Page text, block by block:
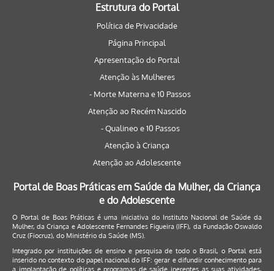
Estrutura do Portal
Política de Privacidade
Página Principal
Apresentação do Portal
Atenção às Mulheres
- Morte Materna e 10 Passos
Atenção ao Recém Nascido
- Qualineo e 10 Passos
Atenção à Criança
Atenção ao Adolescente
Portal de Boas Práticas em Saúde da Mulher, da Criança
e do Adolescente
O Portal de Boas Práticas é uma iniciativa do Instituto Nacional de Saúde da
Mulher, da Criança e Adolescente Fernandes Figueira (IFF), da Fundação Oswaldo
Cruz (Fiocruz), do Ministério da Saúde (MS).
Integrado por instituições de ensino e pesquisa de todo o Brasil, o Portal está
inserido no contexto do papel nacional do IFF: gerar e difundir conhecimento para